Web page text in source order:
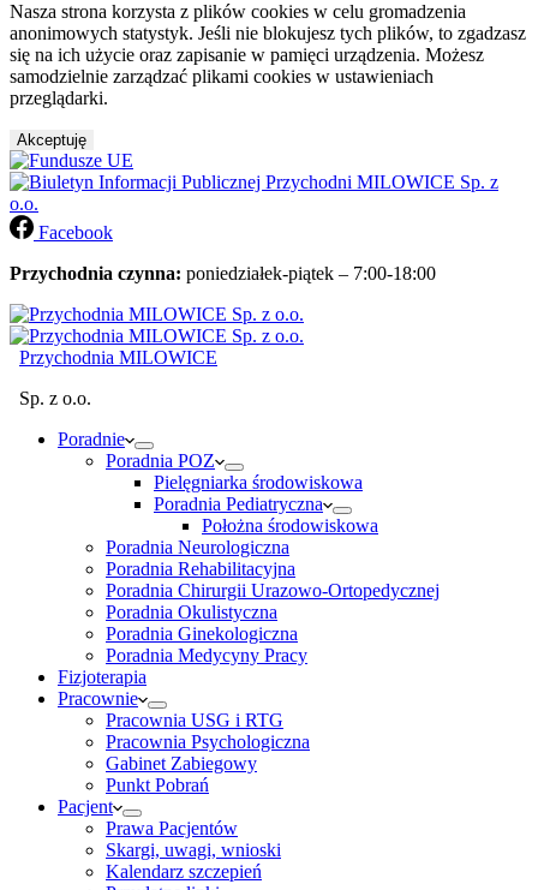
Nasza strona korzysta z plików cookies w celu gromadzenia
anonimowych statystyk. Jeśli nie blokujesz tych plików, to zgadzasz
się na ich użycie oraz zapisanie w pamięci urządzenia. Możesz
samodzielnie zarządzać plikami cookies w ustawieniach
przeglądarki.
Akceptuję
Facebook
Przychodnia czynna: poniedziałek-piątek – 7:00-18:00
Przychodnia MILOWICE
Sp. z o.o.
Poradnie
Poradnia POZ
Pielęgniarka środowiskowa
Poradnia Pediatryczna
Położna środowiskowa
Poradnia Neurologiczna
Poradnia Rehabilitacyjna
Poradnia Chirurgii Urazowo-Ortopedycznej
Poradnia Okulistyczna
Poradnia Ginekologiczna
Poradnia Medycyny Pracy
Fizjoterapia
Pracownie
Pracownia USG i RTG
Pracownia Psychologiczna
Gabinet Zabiegowy
Punkt Pobrań
Pacjent
Prawa Pacjentów
Skargi, uwagi, wnioski
Kalendarz szczepień